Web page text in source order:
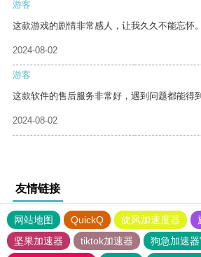
游客
这款游戏的剧情非常感人，让我久久不能忘怀。
2024-08-02
游客
这款软件的售后服务非常好，遇到问题都能得
2024-08-02
友情链接
网站地图 QuickQ 旋风加速度器
坚果加速器
tiktok加速器
狗急加速